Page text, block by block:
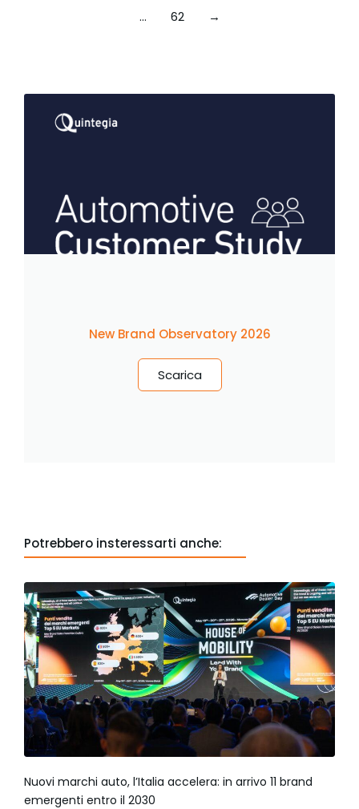
…
62 →
New Brand Observatory 2026
Scarica
Potrebbero insteressarti anche:
Nuovi marchi auto, l’Italia accelera: in arrivo 11 brand
emergenti entro il 2030